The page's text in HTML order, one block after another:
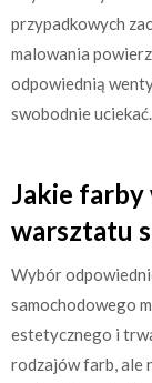
przypadkowych
malowania
odpowiednią
swobodnie uciekać.
Jakie farby
warsztatu
Wybór
samochodowego
estetycznego i
rodzajów farb, ale